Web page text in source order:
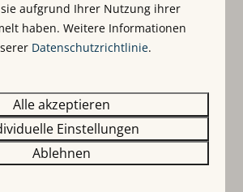
Mo10-08-2026
Sa So
— 90 € 90 €
— 180 €
— 270 € 270 €
aufgrund Ihrer Nutzung ihrer
haben. Weitere Informationen
Datenschutzrichtlinie.
Alle akzeptieren
Einstellungen
Ablehnen